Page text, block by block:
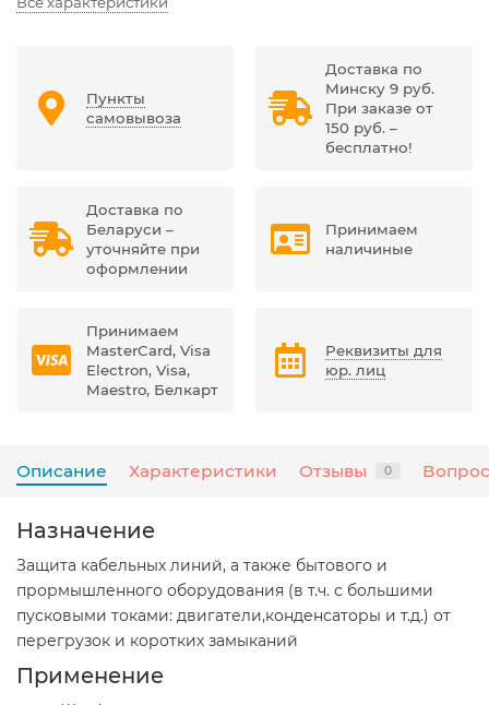
Пункты
самовывоза
Доставка по
Минску 9 руб.
При заказе от
150 руб. –
бесплатно!
Доставка по
Беларуси –
уточняйте при
оформлении
Принимаем
наличиные
Принимаем
MasterCard, Visa
Electron, Visa,
Maestro, Белкарт
Реквизиты для
юр. лиц
Описание Характеристики Отзывы 0
Назначение
Защита кабельных линий, а также бытового и
прормышленного оборудования (в т.ч. с большими
пусковыми токами: двигатели,конденсаторы и т.д.) от
перегрузок и коротких замыканий
Применение